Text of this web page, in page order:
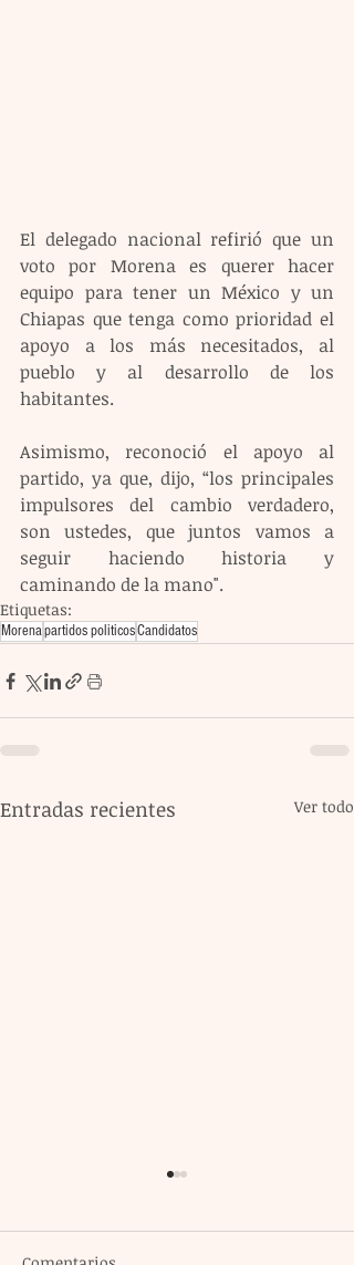
El delegado nacional refirió que un
voto por Morena es querer hacer
equipo para tener un México y un
Chiapas que tenga como prioridad el
apoyo a los más necesitados, al
pueblo y al desarrollo de los
habitantes.
Asimismo, reconoció el apoyo al
partido, ya que, dijo, “los principales
impulsores del cambio verdadero,
son ustedes, que juntos vamos a
seguir haciendo historia y
caminando de la mano".
Etiquetas:
Morenapartidos politicosCandidatos
Entradas recientes Ver todo